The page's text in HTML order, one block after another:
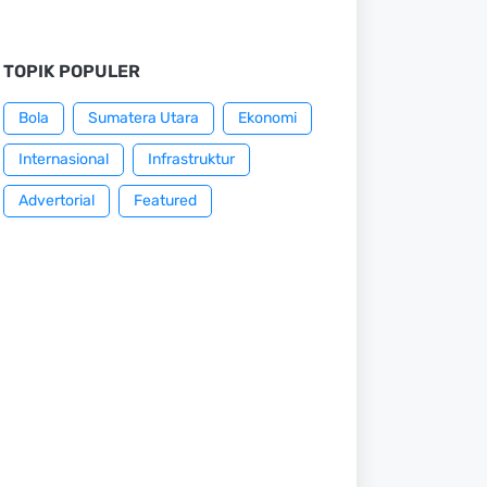
TOPIK POPULER
Bola Sumatera Utara Ekonomi
Internasional Infrastruktur
Advertorial Featured